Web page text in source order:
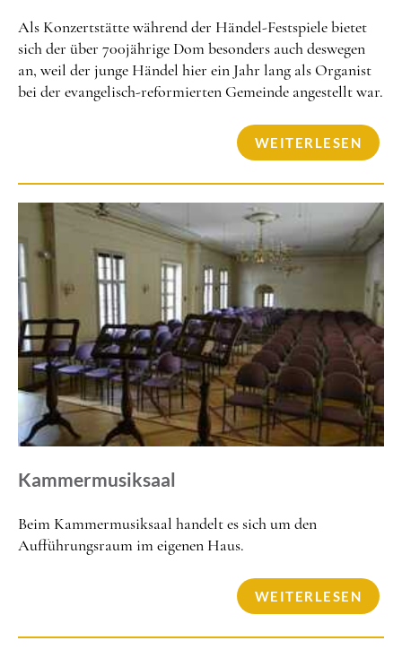
Als Konzertstätte während der Händel-Festspiele bietet
sich der über 700jährige Dom besonders auch deswegen
an, weil der junge Händel hier ein Jahr lang als Organist
bei der evangelisch-reformierten Gemeinde angestellt war.
WEITERLESEN
Kammermusiksaal
Beim Kammermusiksaal handelt es sich um den
Aufführungsraum im eigenen Haus.
WEITERLESEN